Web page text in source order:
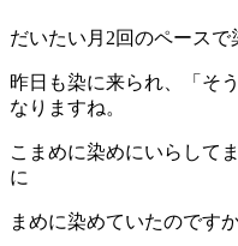
だいたい月2回のペースで
昨日も染に来られ、「そ
なりますね。
こまめに染めにいらして
に
まめに染めていたのです